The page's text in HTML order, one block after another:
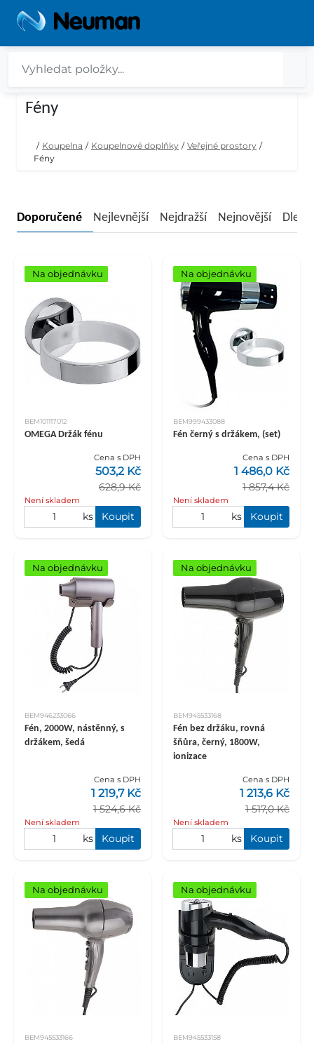
Fény
/ Koupelna / Koupelnové doplňky / Veřejné prostory /
Fény
Doporučené Nejlevnější Nejdražší Nejnovější Dle
Na objednávku
BEM101117012
OMEGA Držák fénu
Cena s DPH
628,9 Kč
503,2 Kč
Není skladem
ks Koupit
Na objednávku
BEM999433088
Fén černý s držákem, (set)
Cena s DPH
1 857,4 Kč
1 486,0 Kč
Není skladem
ks Koupit
Na objednávku
BEM946233066
Fén, 2000W, nástěnný, s
držákem, šedá
Cena s DPH
1 524,6 Kč
1 219,7 Kč
Není skladem
ks Koupit
Na objednávku
BEM945533168
Fén bez držáku, rovná
šňůra, černý, 1800W,
ionizace
Cena s DPH
1 517,0 Kč
1 213,6 Kč
Není skladem
ks Koupit
Na objednávku
BEM945533166
Na objednávku
BEM945533158